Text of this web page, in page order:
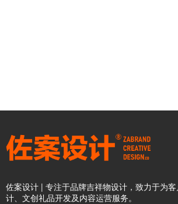
佐案设计 | 专注于品牌吉祥物设计，致力于为
计、文创礼品开发及内容运营服务。